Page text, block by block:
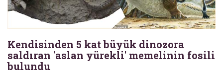
Kendisinden 5 kat büyük dinozora
saldıran 'aslan yürekli' memelinin fosili
bulundu